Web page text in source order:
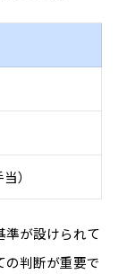
）
準が設けられて
の判断が重要で